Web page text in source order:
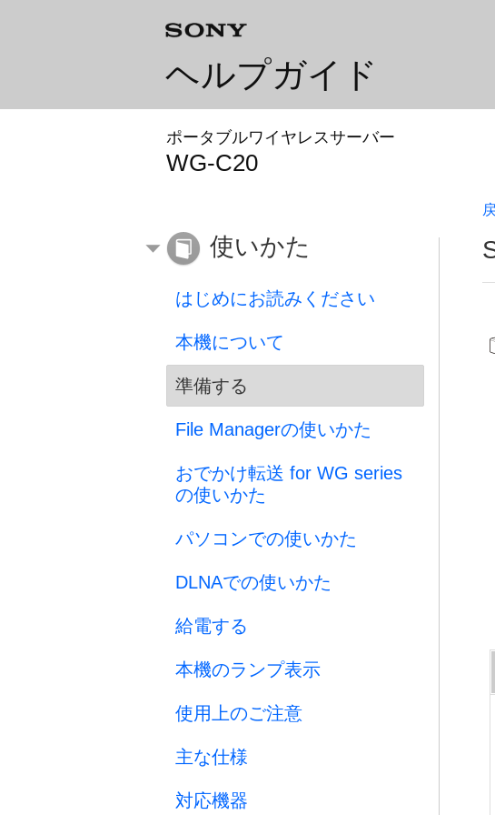
ヘルプガイド
ポータブルワイヤレスサーバー
WG-C20
使いかた
はじめにお読みください
本機について
準備する
File Managerの使いかた
おでかけ転送 for WG series
の使いかた
パソコンでの使いかた
DLNAでの使いかた
給電する
本機のランプ表示
使用上のご注意
主な仕様
対応機器